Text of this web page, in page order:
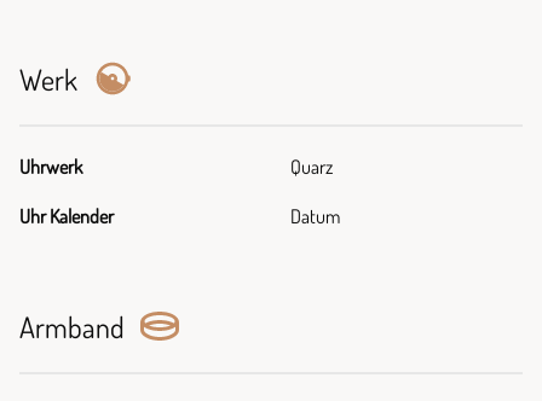
Werk
Uhrwerk Quarz
Uhr Kalender Datum
Armband